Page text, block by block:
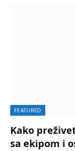
FEATURED
Kako
sa ekipom i